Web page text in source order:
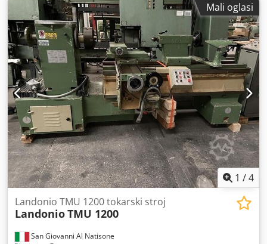
Mali oglasi
1 /4
San Giovanni Al Natisone
Landonio TMU 1200 tokarski stroj
LandonioTMU 1200